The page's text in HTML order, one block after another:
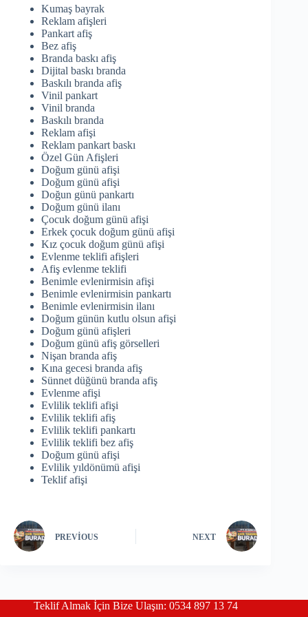
Kumaş bayrak
Reklam afişleri
Pankart afiş
Bez afiş
Branda baskı afiş
Dijital baskı branda
Baskılı branda afiş
Vinil pankart
Vinil branda
Baskılı branda
Reklam afişi
Reklam pankart baskı
Özel Gün Afişleri
Doğum günü afişi
Doğum günü afişi
Doğun günü pankartı
Doğum günü ilanı
Çocuk doğum günü afişi
Erkek çocuk doğum günü afişi
Kız çocuk doğum günü afişi
Evlenme teklifi afişleri
Afiş evlenme teklifi
Benimle evlenirmisin afişi
Benimle evlenirmisin pankartı
Benimle evlenirmisin ilanı
Doğum günün kutlu olsun afişi
Doğum günü afişleri
Doğum günü afiş görselleri
Nişan branda afiş
Kına gecesi branda afiş
Sünnet düğünü branda afiş
Evlenme afişi
Evlilik teklifi afişi
Evlilik teklifi afiş
Evlilik teklifi pankartı
Evlilik teklifi bez afiş
Doğum günü afişi
Evlilik yıldönümü afişi
Teklif afişi
PREVIOUS NEXT
Teklif Almak İçin Bize Ulaşın: 0534 897 13 74